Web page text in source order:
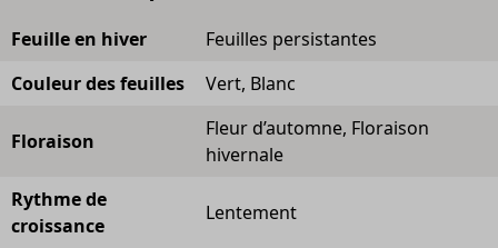
Feuille en hiver
Feuilles persistantes
Couleur des feuilles
Vert, Blanc
Floraison
Fleur d’automne, Floraison
hivernale
Rythme de
croissance
Lentement